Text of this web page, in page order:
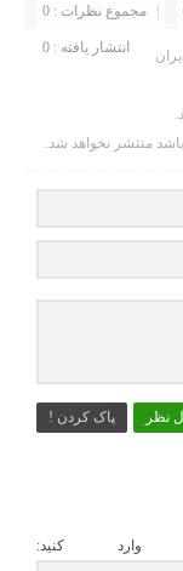
مجموع نظرات : 0
انتشار یافته : 0
منتشر نخواهد شد.
نظر پاک کردن !
وارد کنید: